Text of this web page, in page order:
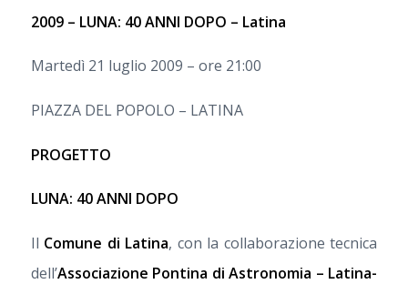
2009 – LUNA: 40 ANNI DOPO – Latina
Martedì 21 luglio 2009 – ore 21:00
PIAZZA DEL POPOLO – LATINA
PROGETTO
LUNA: 40 ANNI DOPO
Il Comune di Latina, con la collaborazione tecnica
dell’Associazione Pontina di Astronomia – Latina-